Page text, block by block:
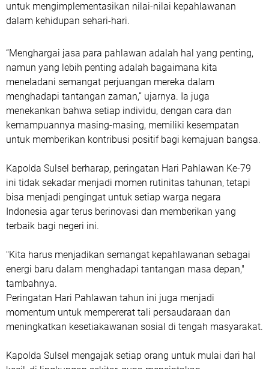
untuk mengimplementasikan nilai-nilai kepahlawanan
dalam kehidupan sehari-hari.
“Menghargai jasa para pahlawan adalah hal yang penting,
namun yang lebih penting adalah bagaimana kita
meneladani semangat perjuangan mereka dalam
menghadapi tantangan zaman,” ujarnya. Ia juga
menekankan bahwa setiap individu, dengan cara dan
kemampuannya masing-masing, memiliki kesempatan
untuk memberikan kontribusi positif bagi kemajuan bangsa.
Kapolda Sulsel berharap, peringatan Hari Pahlawan Ke-79
ini tidak sekadar menjadi momen rutinitas tahunan, tetapi
bisa menjadi pengingat untuk setiap warga negara
Indonesia agar terus berinovasi dan memberikan yang
terbaik bagi negeri ini.
"Kita harus menjadikan semangat kepahlawanan sebagai
energi baru dalam menghadapi tantangan masa depan,"
tambahnya.
Peringatan Hari Pahlawan tahun ini juga menjadi
momentum untuk mempererat tali persaudaraan dan
meningkatkan kesetiakawanan sosial di tengah masyarakat.
Kapolda Sulsel mengajak setiap orang untuk mulai dari hal